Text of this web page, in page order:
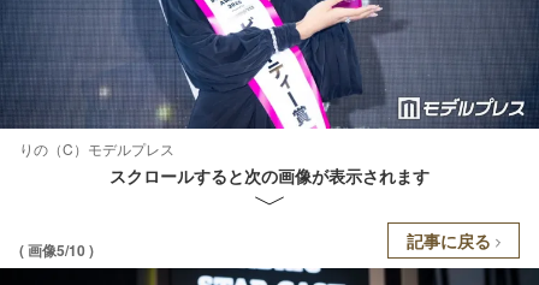
りの（C）モデルプレス
スクロールすると次の画像が表示されます
( 画像5/10 ) 記事に戻る